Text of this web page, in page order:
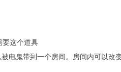
要这个道具
电鬼带到一个房间。房间内可以改